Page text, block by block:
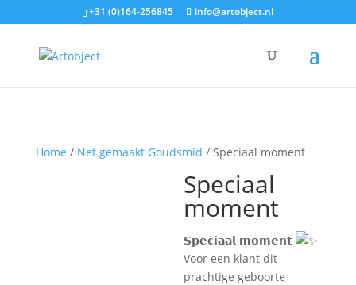
+31 (0)164-256845 info@artobject.nl
Home / Net gemaakt Goudsmid / Speciaal moment
Speciaal
moment
𝗦𝗽𝗲𝗰𝗶𝗮𝗮𝗹 𝗺𝗼𝗺𝗲𝗻𝘁
Voor een klant dit
prachtige geboorte